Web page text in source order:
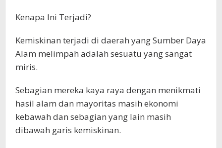
Kenapa Ini Terjadi?
Kemiskinan terjadi di daerah yang Sumber Daya
Alam melimpah adalah sesuatu yang sangat
miris.
Sebagian mereka kaya raya dengan menikmati
hasil alam dan mayoritas masih ekonomi
kebawah dan sebagian yang lain masih
dibawah garis kemiskinan.